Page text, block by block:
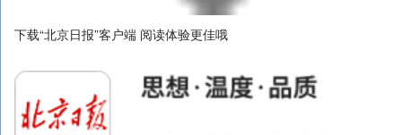
下载“北京日报”客户端 阅读体验更佳哦